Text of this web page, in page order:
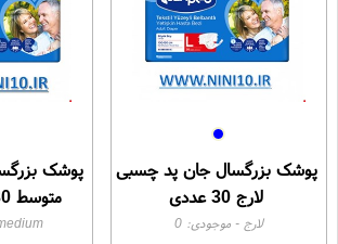
پوشک بزرگسال جان پد چسبی
لارج 30 عددی
لارج - موجودی:0
پوشک